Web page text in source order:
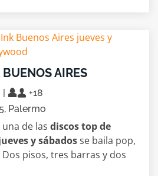
AIRES
|
+18
Palermo
una de las discos top de
y sábadosse baila pop,
pisos, tres barras y dos